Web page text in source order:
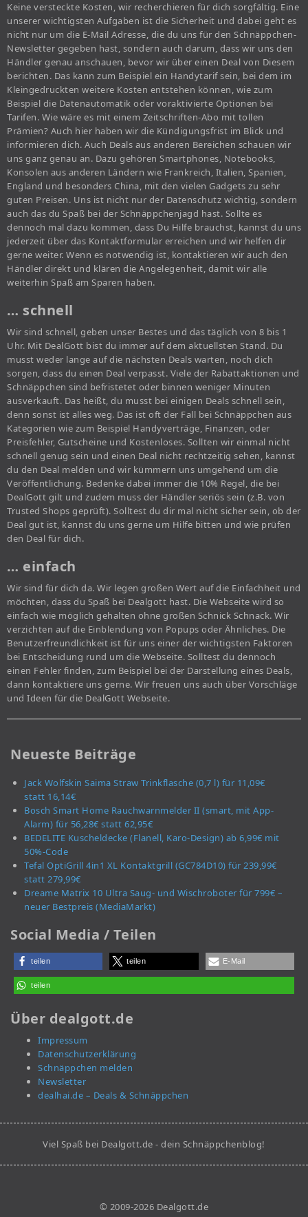
Keine versteckte Kosten, wir recherchieren für dich sorgfältig. Eine
unserer wichtigsten Aufgaben ist die Sicherheit und dabei geht es
nicht nur um die E-Mail Adresse, die du uns für den Schnäppchen-
Newsletter gegeben hast, sondern auch darum, dass wir uns den
Händler genau anschauen, bevor wir über einen Deal von Diesem
berichten. Das kann zum Beispiel ein Handytarif sein, bei dem im
Kleingedruckten weitere Kosten entstehen können, wie zum
Beispiel die Datenautomatik oder voraktivierte Optionen bei
Tarifen. Wie wäre es mit einem Zeitschriften-Abo mit tollen
Prämien? Auch hier haben wir die Kündigungsfrist im Blick und
informieren dich. Auch Deals aus anderen Bereichen schauen wir
uns ganz genau an. Dazu gehören Smartphones, Notebooks,
Konsolen aus anderen Ländern wie Frankreich, Italien, Spanien,
England und besonders China, mit den vielen Gadgets zu sehr
guten Preisen. Uns ist nicht nur der Datenschutz wichtig, sondern
auch das du Spaß bei der Schnäppchenjagd hast. Sollte es
dennoch mal dazu kommen, dass Du Hilfe brauchst, kannst du uns
jederzeit über das Kontaktformular erreichen und wir helfen dir
gerne weiter. Wenn es notwendig ist, kontaktieren wir auch den
Händler direkt und klären die Angelegenheit, damit wir alle
weiterhin Spaß am Sparen haben.
… schnell
Wir sind schnell, geben unser Bestes und das täglich von 8 bis 1
Uhr. Mit DealGott bist du immer auf dem aktuellsten Stand. Du
musst weder lange auf die nächsten Deals warten, noch dich
sorgen, dass du einen Deal verpasst. Viele der Rabattaktionen und
Schnäppchen sind befristetet oder binnen weniger Minuten
ausverkauft. Das heißt, du musst bei einigen Deals schnell sein,
denn sonst ist alles weg. Das ist oft der Fall bei Schnäppchen aus
Kategorien wie zum Beispiel Handyverträge, Finanzen, oder
Preisfehler, Gutscheine und Kostenloses. Sollten wir einmal nicht
schnell genug sein und einen Deal nicht rechtzeitig sehen, kannst
du den Deal melden und wir kümmern uns umgehend um die
Veröffentlichung. Bedenke dabei immer die 10% Regel, die bei
DealGott gilt und zudem muss der Händler seriös sein (z.B. von
Trusted Shops geprüft). Solltest du dir mal nicht sicher sein, ob der
Deal gut ist, kannst du uns gerne um Hilfe bitten und wie prüfen
den Deal für dich.
… einfach
Wir sind für dich da. Wir legen großen Wert auf die Einfachheit und
möchten, dass du Spaß bei Dealgott hast. Die Webseite wird so
einfach wie möglich gehalten ohne großen Schnick Schnack. Wir
verzichten auf die Einblendung von Popups oder Ähnliches. Die
Benutzerfreundlichkeit ist für uns einer der wichtigsten Faktoren
bei Entscheidung rund um die Webseite. Solltest du dennoch
einen Fehler finden, zum Beispiel bei der Darstellung eines Deals,
dann kontaktiere uns gerne. Wir freuen uns auch über Vorschläge
und Ideen für die DealGott Webseite.
Neueste Beiträge
Jack Wolfskin Saima Straw Trinkflasche (0,7 l) für 11,09€
statt 16,14€
Bosch Smart Home Rauchwarnmelder II (smart, mit App-
Alarm) für 56,28€ statt 62,95€
BEDELITE Kuscheldecke (Flanell, Karo-Design) ab 6,99€ mit
50%-Code
Tefal OptiGrill 4in1 XL Kontaktgrill (GC784D10) für 239,99€
statt 279,99€
Dreame Matrix 10 Ultra Saug- und Wischroboter für 799€ –
neuer Bestpreis (MediaMarkt)
Social Media / Teilen
teilen teilen E-Mail
teilen
Über dealgott.de
Impressum
Datenschutzerklärung
Schnäppchen melden
Newsletter
dealhai.de – Deals & Schnäppchen
Viel Spaß bei Dealgott.de - dein Schnäppchenblog!
© 2009-2026 Dealgott.de